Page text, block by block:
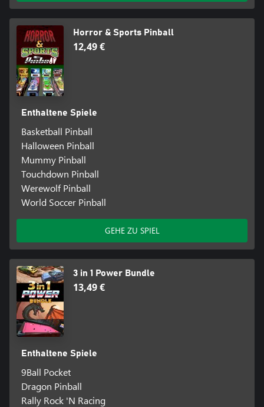
Horror & Sports Pinball
12,49 €
Enthaltene Spiele
Basketball Pinball
Halloween Pinball
Mummy Pinball
Touchdown Pinball
Werewolf Pinball
World Soccer Pinball
GEHE ZU SPIEL
3 in 1 Power Bundle
13,49 €
Enthaltene Spiele
9Ball Pocket
Dragon Pinball
Rally Rock 'N Racing